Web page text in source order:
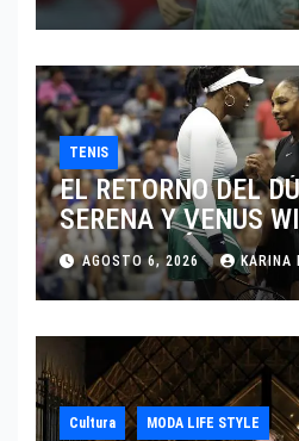
TENIS
EL RETORNO DEL
SERENA Y VENUS
DISPUTARÁN LOS
CINCINNATI 2026
AGOSTO 6, 2026 KARINA
Cultura MODA LIFE STYLE